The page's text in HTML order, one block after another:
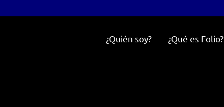
¿Quién soy? ¿Qué es Folio?